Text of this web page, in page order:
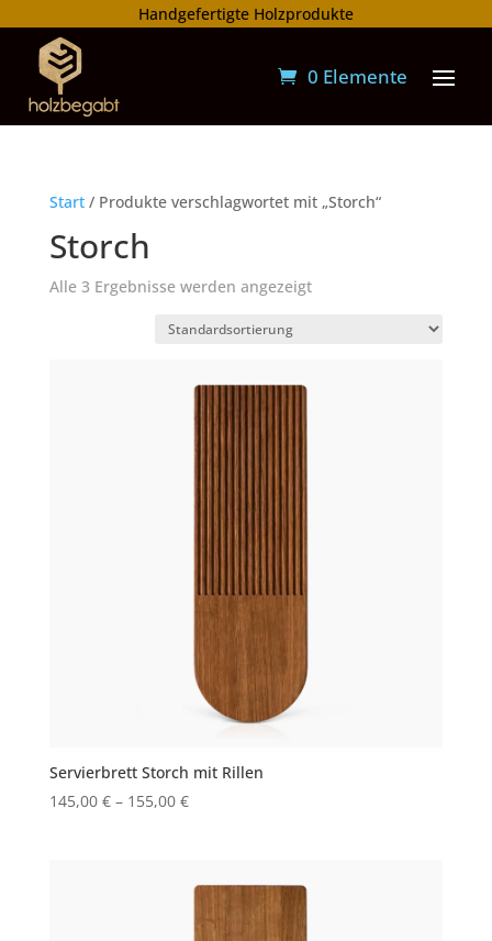
Handgefertigte Holzprodukte
0 Elemente
Start/ Produkte verschlagwortet mit „Storch“
Storch
Alle 3 Ergebnisse werden angezeigt
Servierbrett Storch mit Rillen
145,00 €– 155,00 €